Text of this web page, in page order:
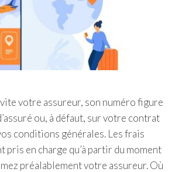
votre assureur, son numéro figure
ou, à défaut, sur votre contrat
conditions générales. Les frais
pris en charge qu’à partir du moment
préalablement votre assureur. Où